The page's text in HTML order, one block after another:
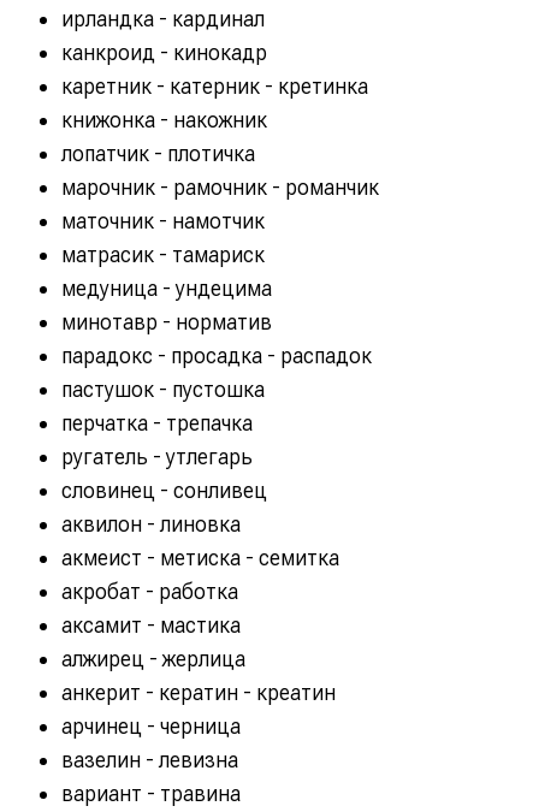
ирландка - кардинал
канкроид - кинокадр
каретник - катерник - кретинка
книжонка - накожник
лопатчик - плотичка
марочник - рамочник - романчик
маточник - намотчик
матрасик - тамариск
медуница - ундецима
минотавр - норматив
парадокс - просадка - распадок
пастушок - пустошка
перчатка - трепачка
ругатель - утлегарь
словинец - сонливец
аквилон - линовка
акмеист - метиска - семитка
акробат - работка
аксамит - мастика
алжирец - жерлица
анкерит - кератин - креатин
арчинец - черница
вазелин - левизна
вариант - травина